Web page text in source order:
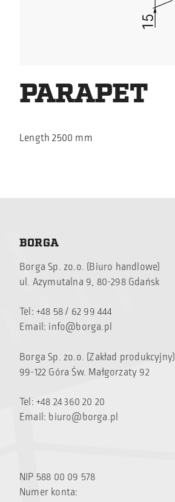
PARAPET
Length 2500 mm
BORGA
Borga Sp. zo.o. (Biuro handlowe)
ul. Azymutalna 9, 80-298 Gdańsk
Tel: +48 58 / 62 99 444
Email: info@borga.pl
Borga Sp. zo.o. (Zakład produkcyjny)
99-122 Góra Św. Małgorzaty 92
Tel: +48 24 360 20 20
Email: biuro@borga.pl
NIP 588 00 09 578
Numer konta: